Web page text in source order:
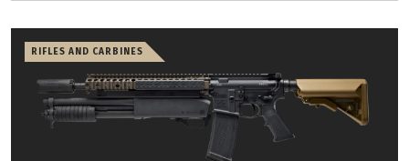
RIFLES AND CARBINES